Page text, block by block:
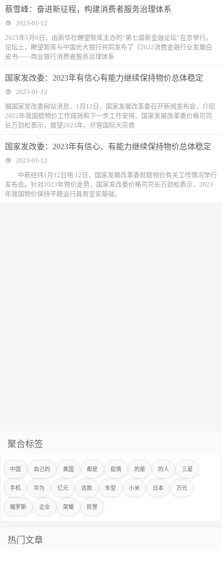
蔡雪峰：奋进新征程，构建消费者服务治理体系
2023-01-12
2023年1月6日，由新华社瞭望智库主办的“第七届新金融论坛”在京举行。
论坛上，瞭望智库与中国光大银行共同发布了《2022消费金融行业发展白
皮书——商业银行消费者服务治理体系
国家发改委：2023年有信心有能力继续保持物价总体稳定
2023-01-12
据国家发改委网站消息，1月12日，国家发展改革委召开新闻发布会，介绍
2022年我国稳物价工作成效和下一步工作安排。国家发展改革委价格司司
长万劲松表示，展望2023年，尽管国际大宗商
国家发改委：2023年有信心、有能力继续保持物价总体稳定
2023-01-12
中新经纬1月12日电 12日，国家发展改革委就稳物价有关工作情况举行
发布会。针对2023年物价走势，国家发改委价格司司长万劲松表示，2023
年我国物价保持平稳运行具有坚实基础。
聚合标签
中国 自己的 美国 都是 疫情 的是 的人 三星
手机 华为 亿元 这款 车型 小米 日本 万元
俄罗斯 企业 荣耀 民警
热门文章